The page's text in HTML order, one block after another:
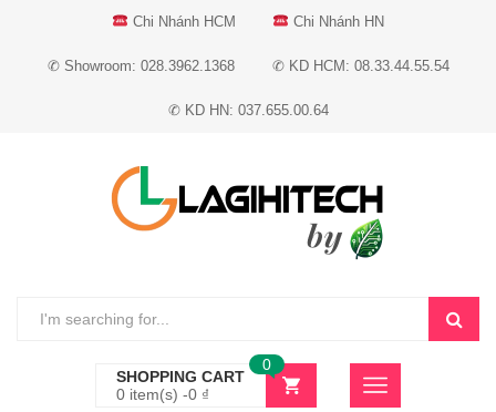
Chi Nhánh HCM Chi Nhánh HN
✆ Showroom: 028.3962.1368 ✆ KD HCM: 08.33.44.55.54
✆ KD HN: 037.655.00.64
SHOPPING CART
0 item(s) -0 ₫
0